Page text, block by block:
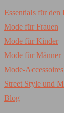
Essentials für den
Mode für Frauen
Mode für Kinder
Mode für Männer
Mode-Accessoires
Street Style und
Blog